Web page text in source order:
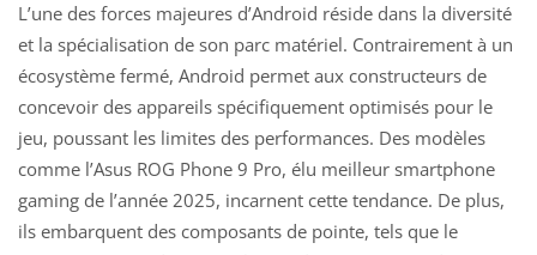
L’une des forces majeures d’Android réside dans la diversité
et la spécialisation de son parc matériel. Contrairement à un
écosystème fermé, Android permet aux constructeurs de
concevoir des appareils spécifiquement optimisés pour le
jeu, poussant les limites des performances. Des modèles
comme l’Asus ROG Phone 9 Pro, élu meilleur smartphone
gaming de l’année 2025, incarnent cette tendance. De plus,
ils embarquent des composants de pointe, tels que le